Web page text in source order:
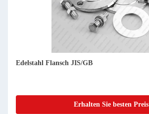
Edelstahl Flansch JIS/GB
Erhalten Sie besten Preis